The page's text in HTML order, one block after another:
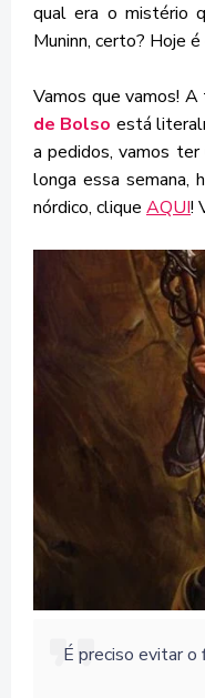
qual era o mistério
Muninn, certo? Hoje
Vamos que vamos!
de Bolso está
a pedidos, vamos ter
longa essa semana,
nórdico, clique AQUI!
É preciso evitar o